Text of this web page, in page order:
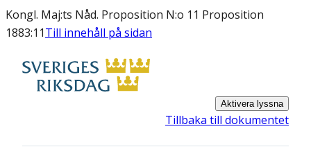
Kongl. Maj:ts Nåd. Proposition N:o 11 Proposition
1883:11Till innehåll på sidan
Aktivera lyssna
Tillbaka till dokumentet